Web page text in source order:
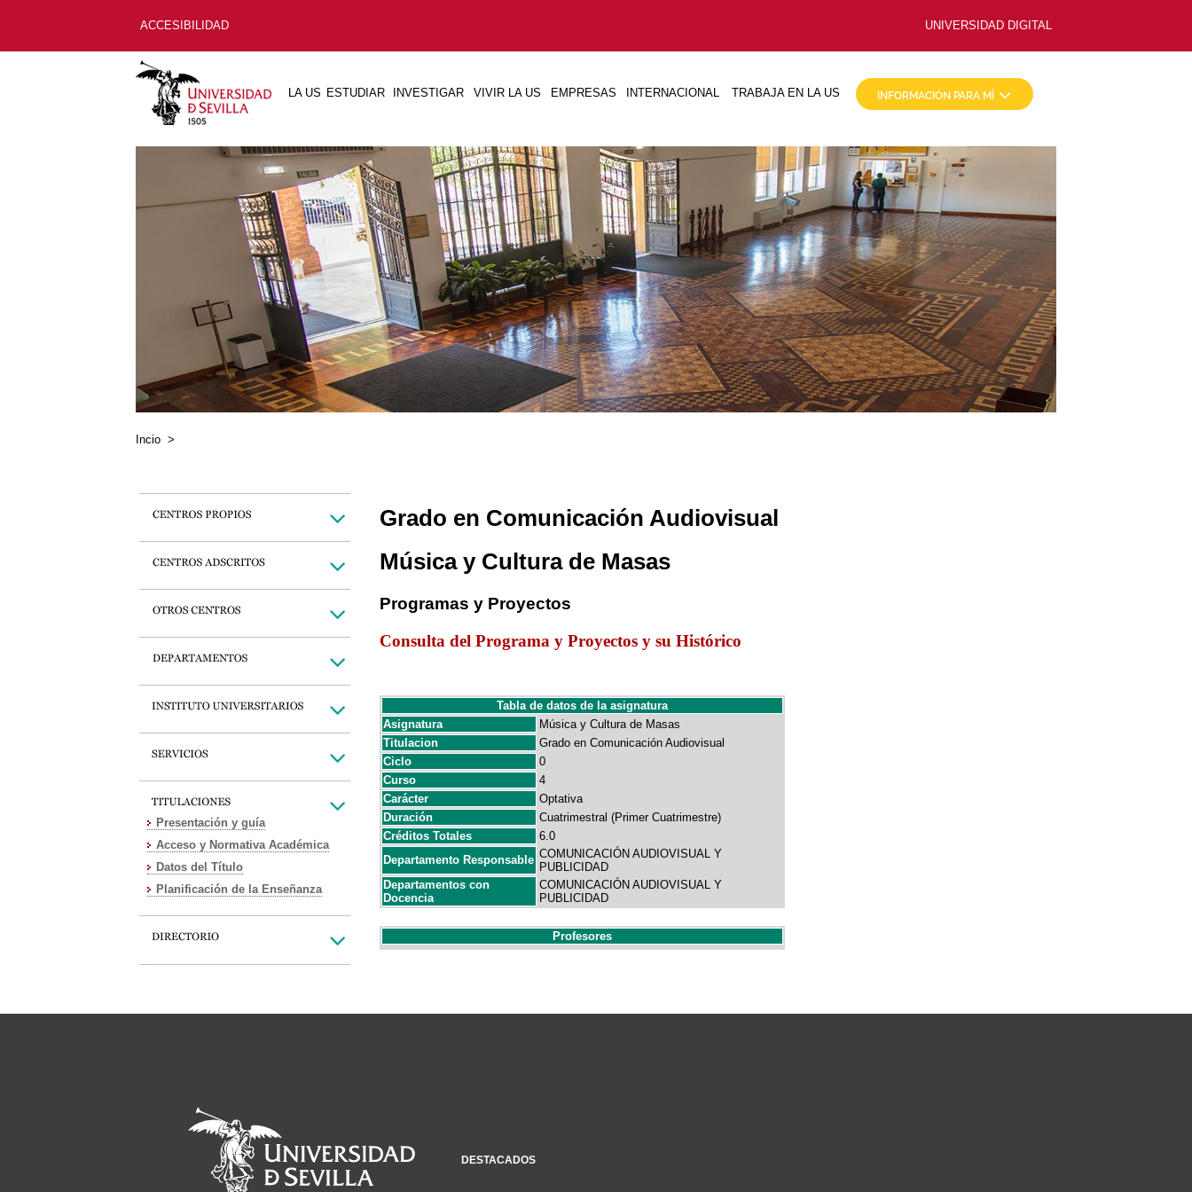
ACCESIBILIDAD UNIVERSIDAD DIGITAL
LA US ESTUDIAR INVESTIGAR VIVIR LA US EMPRESAS INTERNACIONAL TRABAJA EN LA US
Incio >
Presentación y guía
Acceso y Normativa Académica
Datos del Título
Planificación de la Enseñanza
Grado en Comunicación Audiovisual
Música y Cultura de Masas
Programas y Proyectos
Consulta del Programa y Proyectos y su Histórico
Tabla de datos de la asignatura
Asignatura
Música y Cultura de Masas
Titulacion
Grado en Comunicación Audiovisual
Ciclo
0
Curso
4
Carácter
Optativa
Duración
Cuatrimestral (Primer Cuatrimestre)
Créditos Totales
6.0
Departamento Responsable COMUNICACIÓN AUDIOVISUAL Y
PUBLICIDAD
Departamentos con
Docencia
COMUNICACIÓN AUDIOVISUAL Y
PUBLICIDAD
Profesores
DESTACADOS